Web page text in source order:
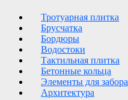
Тротуарная плитка
Брусчатка
Бордюры
Водостоки
Тактильная плитка
Бетонные кольца
Элементы для забора
Архитектура